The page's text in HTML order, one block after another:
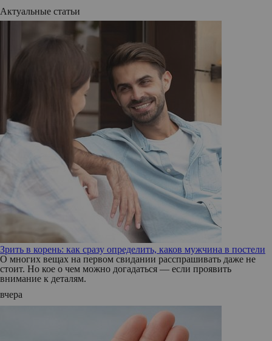
Актуальные статьи
Зрить в корень: как сразу определить, каков мужчина в постели
О многих вещах на первом свидании расспрашивать даже не
стоит. Но кое о чем можно догадаться — если проявить
внимание к деталям.
вчера